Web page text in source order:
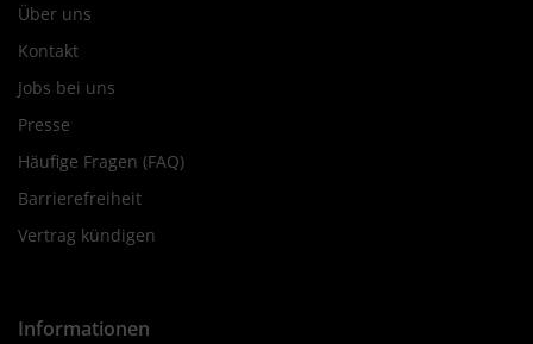
Über uns
Kontakt
Jobs bei uns
Presse
Häufige Fragen (FAQ)
Barrierefreiheit
Vertrag kündigen
Informationen